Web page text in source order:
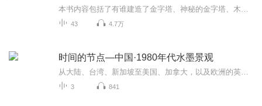
43 4.7万
时间的节点—中国·1980年代水墨景观
3 841